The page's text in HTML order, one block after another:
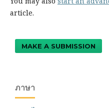
article.
MAKE A SUBMISSION
ภาษา